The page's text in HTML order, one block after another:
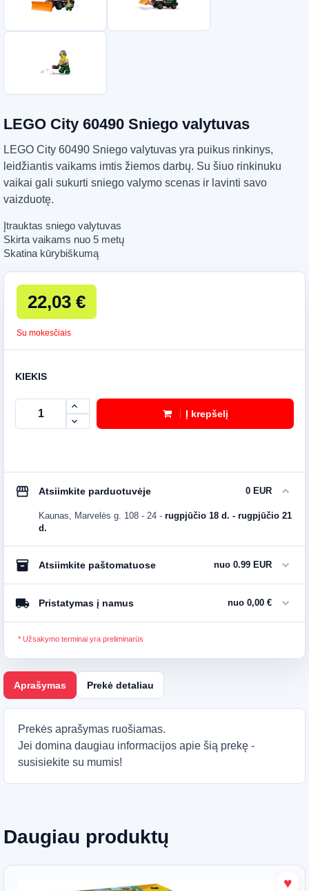
LEGO City 60490 Sniego valytuvas
LEGO City 60490 Sniego valytuvas yra puikus rinkinys,
leidžiantis vaikams imtis žiemos darbų. Su šiuo rinkinuku
vaikai gali sukurti sniego valymo scenas ir lavinti savo
vaizduotę.
Įtrauktas sniego valytuvas
Skirta vaikams nuo 5 metų
Skatina kūrybiškumą
22,03 €
Su mokesčiais
KIEKIS
Į krepšelį
storefront Atsiimkite parduotuvėje 0 EUR expand_more
Kaunas, Marvelės g. 108 - 24 - rugpjūčio 18 d. - rugpjūčio 21
d.
inventory_2Atsiimkite paštomatuose nuo 0.99 EUR expand_more
local_shipping Pristatymas į namus nuo 0,00 € expand_more
* Užsakymo terminai yra preliminarūs
Aprašymas Prekė detaliau
Prekės aprašymas ruošiamas.
Jei domina daugiau informacijos apie šią prekę -
susisiekite su mumis!
Daugiau produktų